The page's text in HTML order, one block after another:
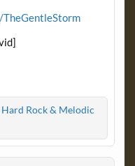
Rock & Melodic